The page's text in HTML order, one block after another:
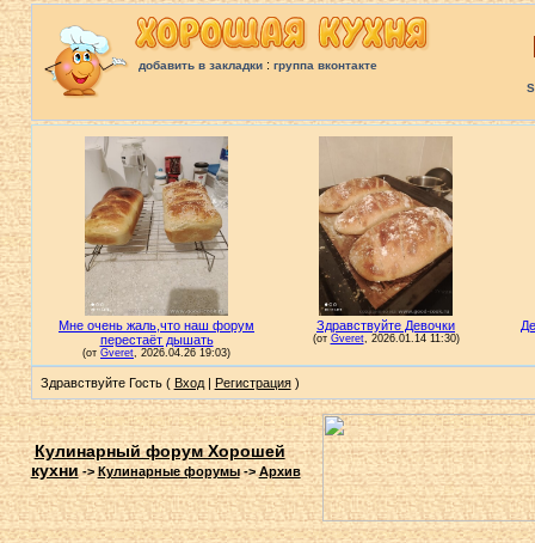
добавить в закладки: группа вконтакте
Здравствуйте Гость ( Вход| Регистрация)
Кулинарный форум Хорошей
кухни->Кулинарные форумы->Архив